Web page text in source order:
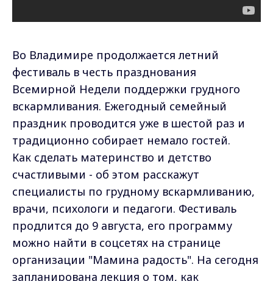
Во Владимире продолжается летний
фестиваль в честь празднования
Всемирной Недели поддержки грудного
вскармливания. Ежегодный семейный
праздник проводится уже в шестой раз и
традиционно собирает немало гостей.
Как сделать материнство и детство
счастливыми - об этом расскажут
специалисты по грудному вскармливанию,
врачи, психологи и педагоги. Фестиваль
продлится до 9 августа, его программу
можно найти в соцсетях на странице
организации "Мамина радость". На сегодня
запланирована лекция о том, как